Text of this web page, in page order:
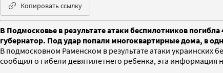
Копировать ссылку
В Подмосковье в результате атаки беспилотников
губернатор. Под удар попали многоквартирные дома, в
В подмосковном Раменском в результате атаки
сообщил о гибели девятилетнего ребенка, эта информация